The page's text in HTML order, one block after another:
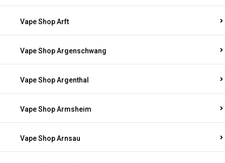
Vape Shop Arft
Vape Shop Argenschwang
Vape Shop Argenthal
Vape Shop Armsheim
Vape Shop Arnsau